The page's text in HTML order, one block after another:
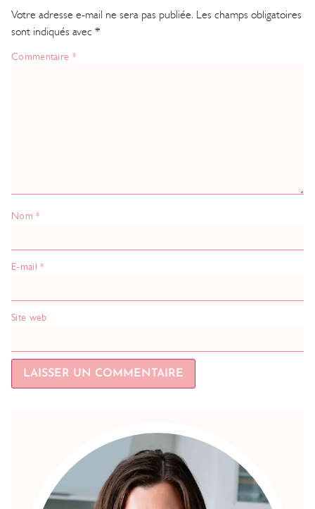
Votre adresse e-mail ne sera pas publiée. Les champs obligatoires
sont indiqués avec *
Commentaire *
Nom*
E-mail*
Site web